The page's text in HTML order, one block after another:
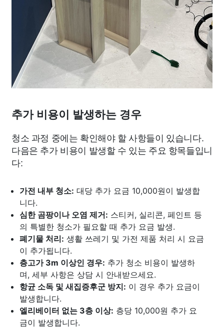
추가 비용이 발생하는 경우
청소 과정 중에는 확인해야 할 사항들이 있습니다.
다음은 추가 비용이 발생할 수 있는 주요 항목들입니
다:
가전 내부 청소: 대당 추가 요금 10,000원이 발생합
니다.
심한 곰팡이나 오염 제거: 스티커, 실리콘, 페인트 등
의 특별한 청소가 필요할 때 추가 요금 발생.
폐기물 처리: 생활 쓰레기 및 가전 제품 처리 시 요금
이 추가됩니다.
층고가 3m 이상인 경우: 추가 청소 비용이 발생하
며, 세부 사항은 상담 시 안내받으세요.
항균 소독 및 새집증후군 방지: 이 경우 추가 요금이
발생합니다.
엘리베이터 없는 3층 이상: 층당 10,000원 추가 요
금이 발생합니다.